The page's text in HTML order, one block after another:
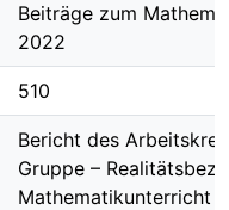
Beiträge zum
2022
510
Bericht des
Gruppe –
Mathematikunterricht